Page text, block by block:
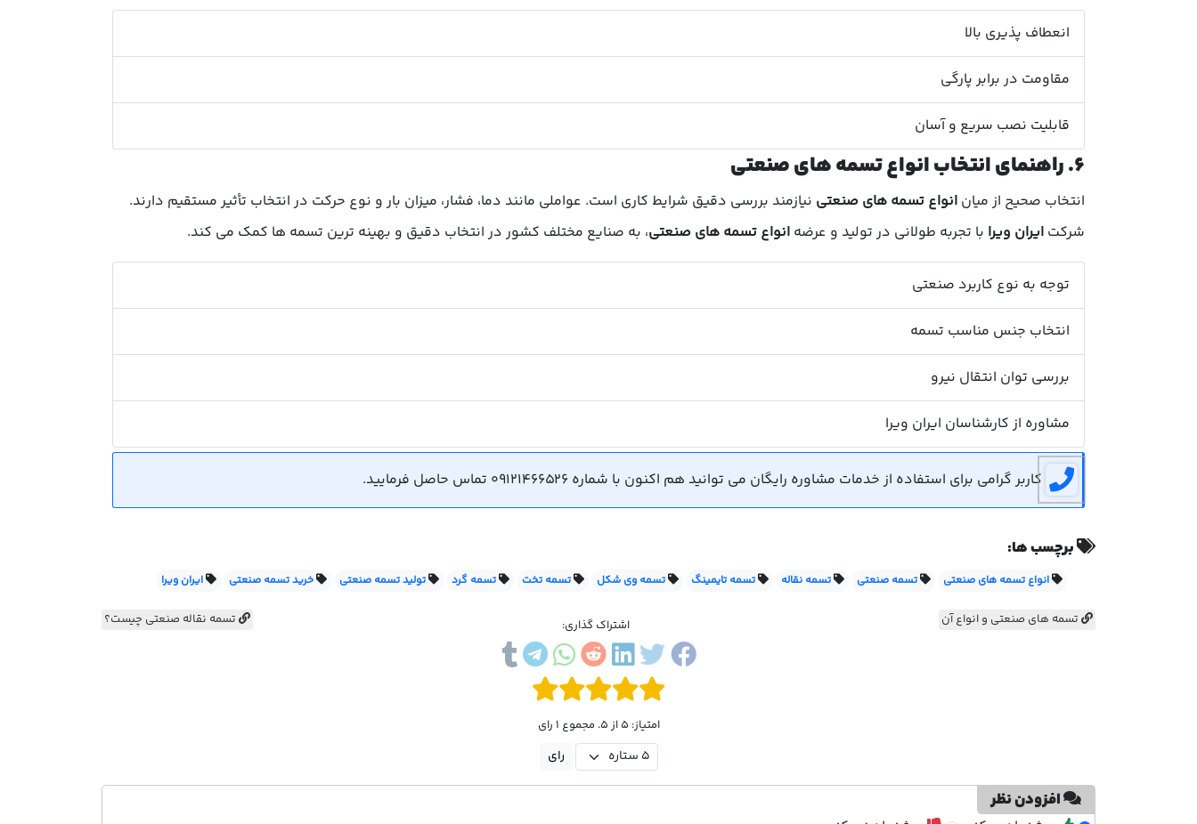
انعطاف پذیری بالا
مقاومت در برابر پارگی
قابلیت نصب سریع و آسان
۶. راهنمای انتخاب انواع تسمه های صنعتی
انتخاب صحیح از میان انواع تسمه های صنعتی نیازمند بررسی دقیق شرایط کاری است. عواملی مانند دما، فشار، میزان بار و نوع حرکت در انتخاب تأثیر مستقیم دارند.
شرکت ایران ویرا با تجربه طولانی در تولید و عرضه انواع تسمه های صنعتی، به صنایع مختلف کشور در انتخاب دقیق و بهینه ترین تسمه ها کمک می کند.
توجه به نوع کاربرد صنعتی
انتخاب جنس مناسب تسمه
بررسی توان انتقال نیرو
مشاوره از کارشناسان ایران ویرا
کاربر گرامی برای استفاده از خدمات مشاوره رایگان می توانید هم اکنون با شماره 09121466526 تماس حاصل فرمایید.
برچسب ها:
انواع تسمه های صنعتی تسمه صنعتی تسمه نقاله تسمه تایمینگ تسمه وی شکل تسمه تخت تسمه گرد تولید تسمه صنعتی خرید تسمه صنعتی ایران ویرا
تسمه های صنعتی و انواع آن تسمه نقاله صنعتی چیست؟ اشتراک گذاری:
امتیاز: 5 از 5. مجموع 1 رای
افزودن نظر